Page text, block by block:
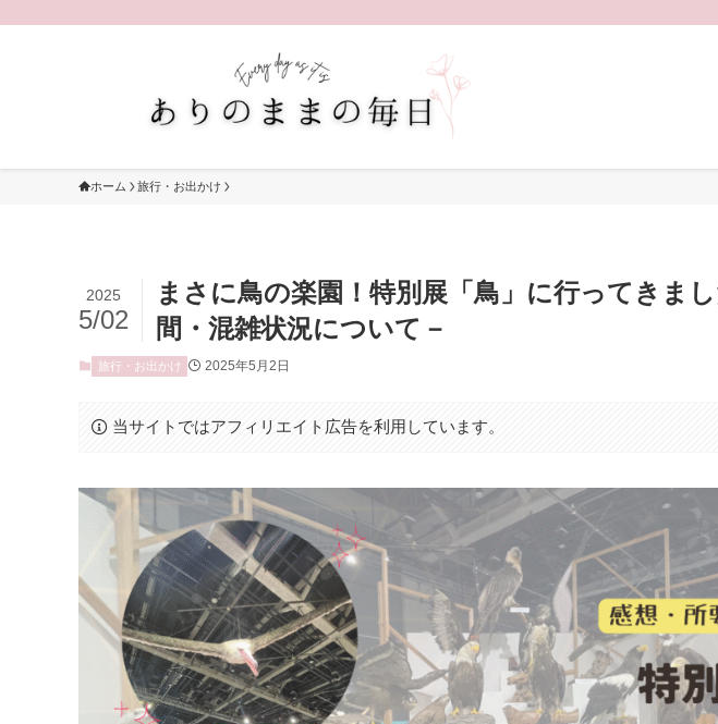
ホーム 旅行・お出かけ
まさに鳥の楽園！特別展「鳥」に行ってきま
間・混雑状況について－
2025
5/02
旅行・お出かけ 2025年5月2日
当サイトではアフィリエイト広告を利用しています。